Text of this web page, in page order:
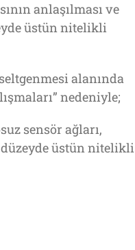
anlaşılması ve
üstün nitelikli
alanında
nedeniyle;
sensör ağları,
düzeyde üstün nitelikli